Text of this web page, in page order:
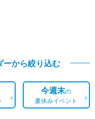
ーから絞り込む
今週末の
夏休みイベント